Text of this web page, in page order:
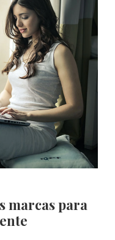
marcas para